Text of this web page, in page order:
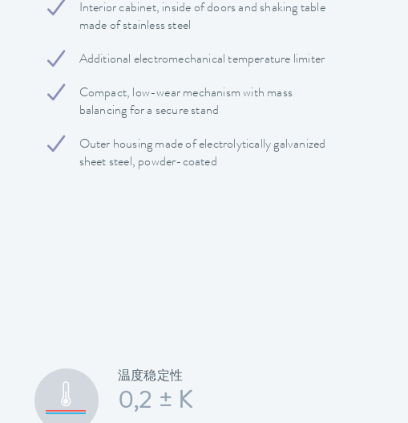
Interior cabinet, inside of doors and shaking table
made of stainless steel
Additional electromechanical temperature limiter
Compact, low-wear mechanism with mass
balancing for a secure stand
Outer housing made of electrolytically galvanized
sheet steel, powder-coated
温度稳定性
0,2 ± K